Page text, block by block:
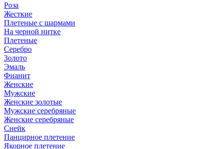
Роза
Жесткие
Плетеные с шармами
На черной нитке
Плетеные
Серебро
Золото
Эмаль
Фианит
Женские
Мужские
Женские золотые
Мужские серебряные
Женские серебряные
Снейк
Панцирное плетение
Якорное плетение